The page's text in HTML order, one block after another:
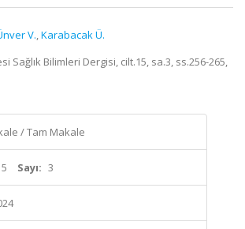
V.,Karabacak Ü.
Sağlık Bilimleri Dergisi, cilt.15, sa.3, ss.256-265,
/ Tam Makale
Sayı: 3